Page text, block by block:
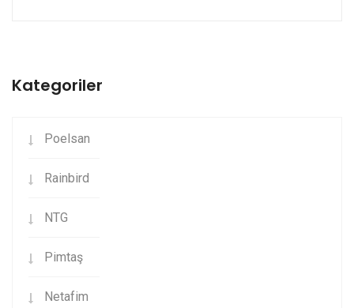
Kategoriler
Poelsan
Rainbird
NTG
Pimtaş
Netafim